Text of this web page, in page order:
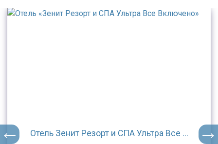
Отель Зенит Резорт и СПА Ультра Все ...